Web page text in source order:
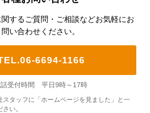
するご質問・ご相談などお気軽にお
問い合わせください。
6694-1166
話受付時間 平日9時～17時
スタッフに「ホームページを見ました」と一
い。